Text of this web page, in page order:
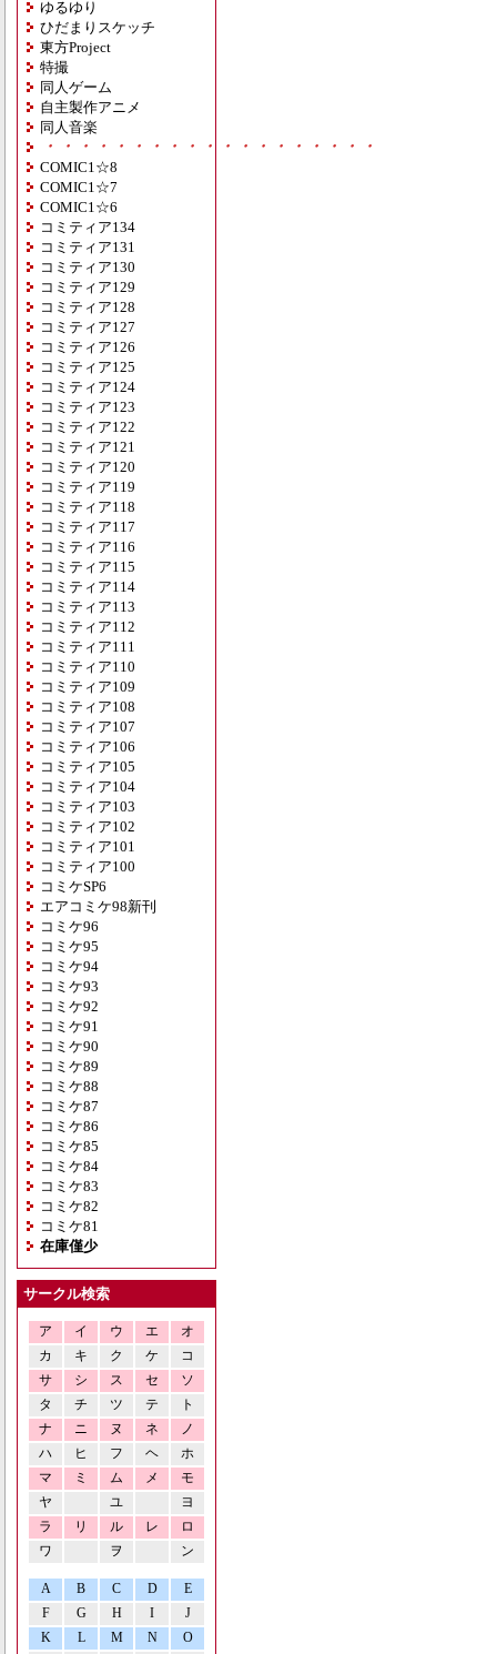
ゆるゆり
ひだまりスケッチ
東方Project
特撮
同人ゲーム
自主製作アニメ
同人音楽
・・・・・・・・・・・・・・・・・・・
COMIC1☆8
COMIC1☆7
COMIC1☆6
コミティア134
コミティア131
コミティア130
コミティア129
コミティア128
コミティア127
コミティア126
コミティア125
コミティア124
コミティア123
コミティア122
コミティア121
コミティア120
コミティア119
コミティア118
コミティア117
コミティア116
コミティア115
コミティア114
コミティア113
コミティア112
コミティア111
コミティア110
コミティア109
コミティア108
コミティア107
コミティア106
コミティア105
コミティア104
コミティア103
コミティア102
コミティア101
コミティア100
コミケSP6
エアコミケ98新刊
コミケ96
コミケ95
コミケ94
コミケ93
コミケ92
コミケ91
コミケ90
コミケ89
コミケ88
コミケ87
コミケ86
コミケ85
コミケ84
コミケ83
コミケ82
コミケ81
在庫僅少
サークル検索
ア イ ウ エ
オ
カ
キ ク ケ
コ
サ
シ ス セ
ソ
タ
チ ツ テ
ト
ナ
ニ ヌ ネ
ノ
ハ
ヒ フ ヘ
ホ
マ
ミ ム メ
モ
ヤ
ユ
ヨ
ラ
リ ル レ
ロ
ワ
ヲ ン
A B C D
E
F
G H I
J
K
L M N O